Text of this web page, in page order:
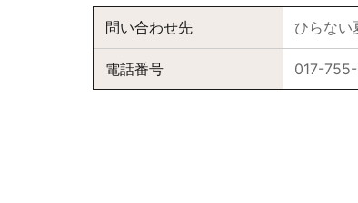
問い合わせ先 ひらない
電話番号 017-